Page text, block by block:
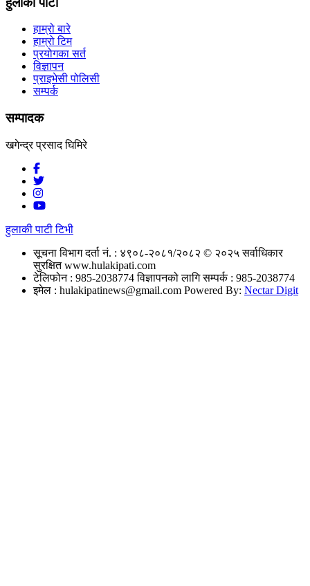
हाम्रो बारे
हाम्रो टिम
प्रयोगका सर्त
विज्ञापन
प्राइभेसी पोलिसी
सम्पर्क
सम्पादक
खगेन्द्र प्रसाद घिमिरे
हुलाकी पाटी टिभी
सूचना विभाग दर्ता नं. : ४९०८-२०८१/२०८२ © २०२५ सर्वाधिकार
सुरक्षित www.hulakipati.com
टेलिफोन : 985-2038774विज्ञापनको लागि सम्पर्क : 985-2038774
इमेल : hulakipatinews@gmail.com Powered By: Nectar Digit